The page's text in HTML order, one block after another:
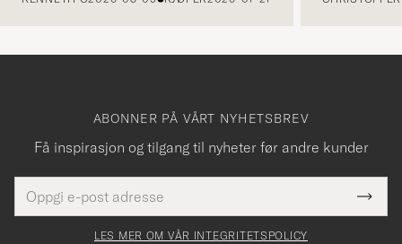
ABONNER PÅ VÅRT NYHETSBREV
Få inspirasjon og tilgang til nyheter før andre kunder
postadresse
felt
Tack
för
LES MER OM VÅR INTEGRITETSPOLICY